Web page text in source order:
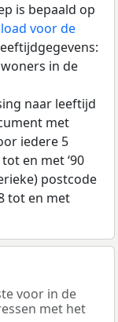
is bepaald op
voor de
in de
naar leeftijd
met
iedere 5
en met ‘90
postcode
tot en met
voor in de
met het